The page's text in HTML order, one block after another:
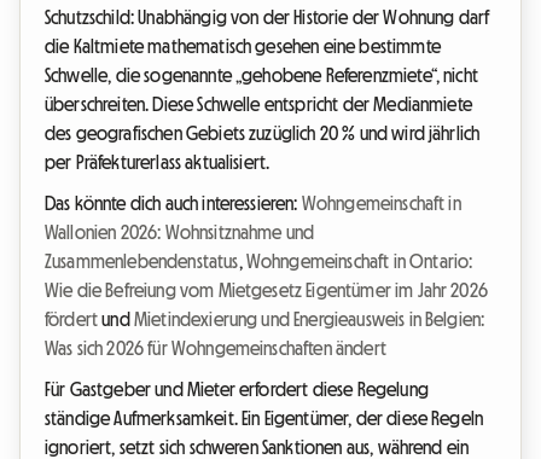
Schutzschild: Unabhängig von der Historie der Wohnung darf
die Kaltmiete mathematisch gesehen eine bestimmte
Schwelle, die sogenannte „gehobene Referenzmiete“, nicht
überschreiten. Diese Schwelle entspricht der Medianmiete
des geografischen Gebiets zuzüglich 20 % und wird jährlich
per Präfekturerlass aktualisiert.
Das könnte dich auch interessieren: Wohngemeinschaft in
Wallonien 2026: Wohnsitznahme und
Zusammenlebendenstatus,Wohngemeinschaft in Ontario:
Wie die Befreiung vom Mietgesetz Eigentümer im Jahr 2026
fördertund Mietindexierung und Energieausweis in Belgien:
Was sich 2026 für Wohngemeinschaften ändert
Für Gastgeber und Mieter erfordert diese Regelung
ständige Aufmerksamkeit. Ein Eigentümer, der diese Regeln
ignoriert, setzt sich schweren Sanktionen aus, während ein